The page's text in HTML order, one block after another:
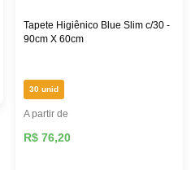
Tapete Higiênico Blue Slim c/30 -
90cm X 60cm
30 unid
A partir de
R$ 76,20